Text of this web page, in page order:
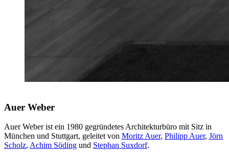
Auer Weber
Auer Weber ist ein 1980 gegründetes Architekturbüro mit Sitz in
München und Stuttgart, geleitet von Moritz Auer, Philipp Auer, Jörn
Scholz, Achim Söding und Stephan Suxdorf.